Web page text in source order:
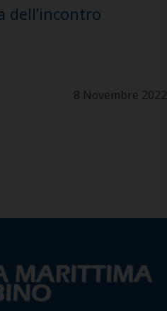
dell’incontro
8 Novembre 2022